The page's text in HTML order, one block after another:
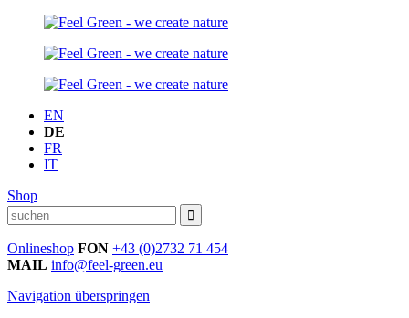
EN
DE
FR
IT
Shop
Onlineshop FON +43 (0)2732 71 454
MAIL info@feel-green.eu
Navigation überspringen